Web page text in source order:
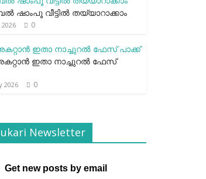
ഷാംപൂ വീട്ടില്‍ തയ്യാറാക്കാം
2026 0
ഇതാ നാച്ചുറല്‍ ഫേസ്
2026 0
Newsletter
Get new posts by email